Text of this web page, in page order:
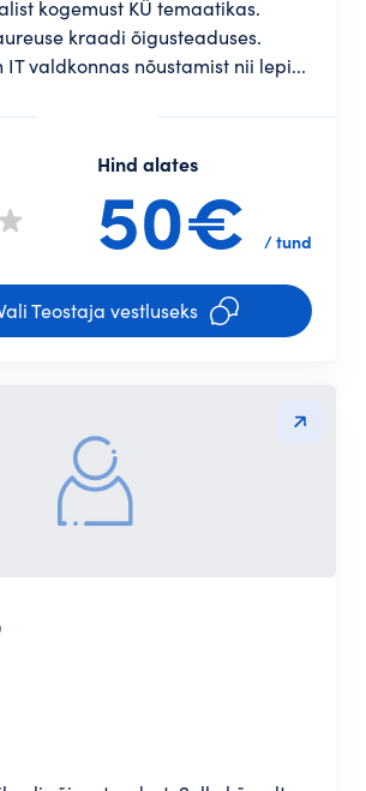
kogemust KÜ temaatikas.
kraadi õigusteaduses.
IT valdkonnas nõustamist nii lepi...
Teostaja vestluseks
Hind alates
50€ / tund